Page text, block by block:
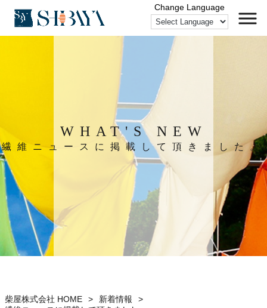
WHAT'S NEW
繊維ニュースに掲載して頂きました。
柴屋株式会社 HOME > 新着情報
>